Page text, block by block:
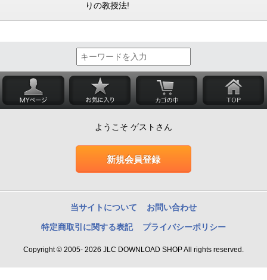
りの教授法!
ようこそ ゲストさん
新規会員登録
当サイトについて お問い合わせ
特定商取引に関する表記 プライバシーポリシー
Copyright © 2005- 2026 JLC DOWNLOAD SHOP All rights reserved.